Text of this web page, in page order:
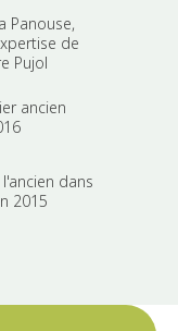
Panouse,
de
Pujol
ancien
dans
2015